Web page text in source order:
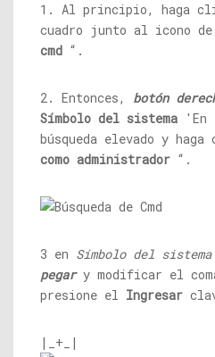
1. Al principio, haga
cuadro junto al icono de
cmd “.
2. Entonces, botón
Símbolo del sistema 'En
búsqueda elevado y
como administrador “.
3 en Símbolo del sistema
pegar y modificar el
presione el Ingresar
|_+_|